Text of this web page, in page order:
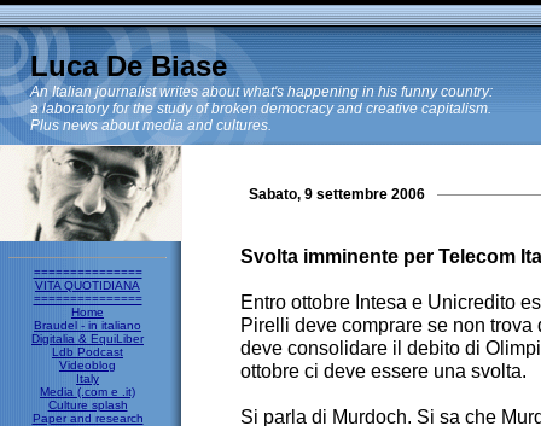
Luca De Biase
An Italian journalist writes about what's happening in his funny country:
a laboratory for the study of broken democracy and creative capitalism.
Plus news about media and cultures.
===============
VITA QUOTIDIANA
===============
Home
Braudel - in italiano
Digitalia & EquiLiber
Ldb Podcast
Videoblog
Italy
Media (.com e .it)
Culture splash
Paper and research
Sabato, 9 settembre 2006
Svolta imminente per Telecom
Entro ottobre Intesa e Unicredito
Pirelli deve comprare se non
deve consolidare il debito di
ottobre ci deve essere una svolta.
Si parla di Murdoch. Si sa che